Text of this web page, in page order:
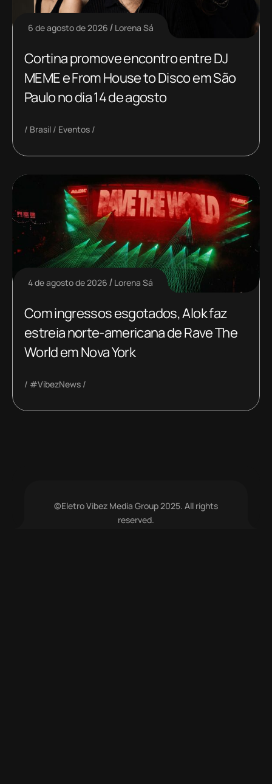
6 de agosto de 2026 Lorena Sá
Cortina promove encontro entre DJ
MEME e From House to Disco em São
Paulo no dia 14 de agosto
Brasil Eventos
4 de agosto de 2026 Lorena Sá
Com ingressos esgotados, Alok faz
estreia norte-americana de Rave The
World em Nova York
#VibezNews
©Eletro Vibez Media Group 2025. All rights
reserved.